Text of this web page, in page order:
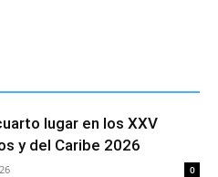
lugar en los XXV
y del Caribe 2026
0